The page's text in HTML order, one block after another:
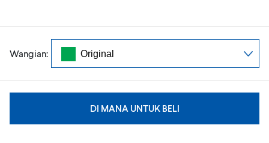
Wangian:
DI MANA UNTUK BELI